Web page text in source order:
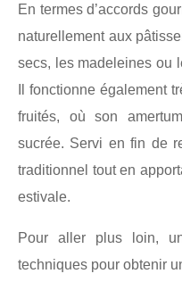
En termes d’accords
naturellement aux
secs, les madeleines ou
Il fonctionne également
fruités, où son
sucrée. Servi en fin de
traditionnel tout en
estivale.
Pour aller plus loin,
techniques pour obtenir